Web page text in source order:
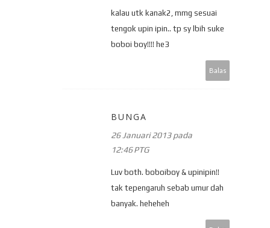
kalau utk kanak2, mmg sesuai
tengok upin ipin.. tp sy lbih suke
boboi boy!!!! he3
Balas
BUNGA
26 Januari 2013 pada
12:46 PTG
Luv both. boboiboy & upinipin!!
tak tepengaruh sebab umur dah
banyak. heheheh